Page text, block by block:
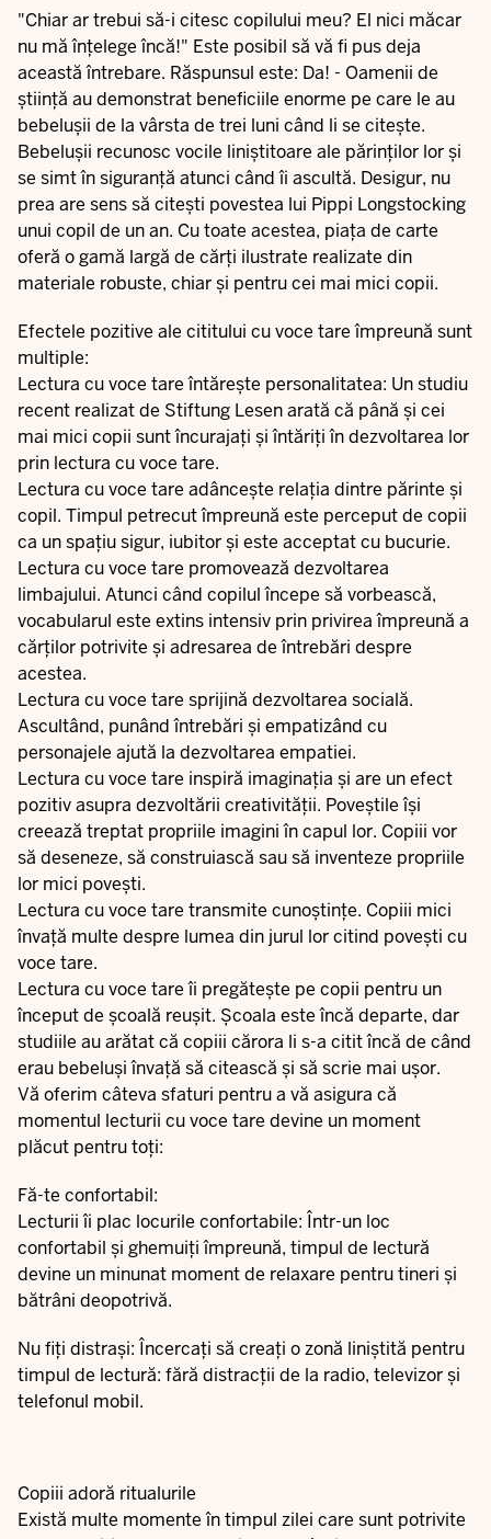
"Chiar ar trebui să-i citesc copilului meu? El nici măcar
nu mă înțelege încă!" Este posibil să vă fi pus deja
această întrebare. Răspunsul este: Da! - Oamenii de
știință au demonstrat beneficiile enorme pe care le au
bebelușii de la vârsta de trei luni când li se citește.
Bebelușii recunosc vocile liniștitoare ale părinților lor și
se simt în siguranță atunci când îi ascultă. Desigur, nu
prea are sens să citești povestea lui Pippi Longstocking
unui copil de un an. Cu toate acestea, piața de carte
oferă o gamă largă de cărți ilustrate realizate din
materiale robuste, chiar și pentru cei mai mici copii.
Efectele pozitive ale cititului cu voce tare împreună sunt
multiple:
Lectura cu voce tare întărește personalitatea: Un studiu
recent realizat de Stiftung Lesen arată că până și cei
mai mici copii sunt încurajați și întăriți în dezvoltarea lor
prin lectura cu voce tare.
Lectura cu voce tare adâncește relația dintre părinte și
copil. Timpul petrecut împreună este perceput de copii
ca un spațiu sigur, iubitor și este acceptat cu bucurie.
Lectura cu voce tare promovează dezvoltarea
limbajului. Atunci când copilul începe să vorbească,
vocabularul este extins intensiv prin privirea împreună a
cărților potrivite și adresarea de întrebări despre
acestea.
Lectura cu voce tare sprijină dezvoltarea socială.
Ascultând, punând întrebări și empatizând cu
personajele ajută la dezvoltarea empatiei.
Lectura cu voce tare inspiră imaginația și are un efect
pozitiv asupra dezvoltării creativității. Poveștile își
creează treptat propriile imagini în capul lor. Copiii vor
să deseneze, să construiască sau să inventeze propriile
lor mici povești.
Lectura cu voce tare transmite cunoștințe. Copiii mici
învață multe despre lumea din jurul lor citind povești cu
voce tare.
Lectura cu voce tare îi pregătește pe copii pentru un
început de școală reușit. Școala este încă departe, dar
studiile au arătat că copiii cărora li s-a citit încă de când
erau bebeluși învață să citească și să scrie mai ușor.
Vă oferim câteva sfaturi pentru a vă asigura că
momentul lecturii cu voce tare devine un moment
plăcut pentru toți:
Fă-te confortabil:
Lecturii îi plac locurile confortabile: Într-un loc
confortabil și ghemuiți împreună, timpul de lectură
devine un minunat moment de relaxare pentru tineri și
bătrâni deopotrivă.
Nu fiți distrași: Încercați să creați o zonă liniștită pentru
timpul de lectură: fără distracții de la radio, televizor și
telefonul mobil.
Copiii adoră ritualurile
Există multe momente în timpul zilei care sunt potrivite